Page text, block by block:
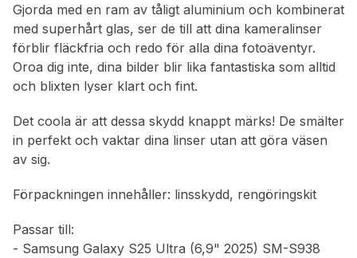
Gjorda med en ram av tåligt aluminium och kombinerat
med superhårt glas, ser de till att dina kameralinser
förblir fläckfria och redo för alla dina fotoäventyr.
Oroa dig inte, dina bilder blir lika fantastiska som alltid
och blixten lyser klart och fint.
Det coola är att dessa skydd knappt märks! De smälter
in perfekt och vaktar dina linser utan att göra väsen
av sig.
Förpackningen innehåller: linsskydd, rengöringskit
Passar till:
- Samsung Galaxy S25 Ultra (6,9" 2025) SM-S938